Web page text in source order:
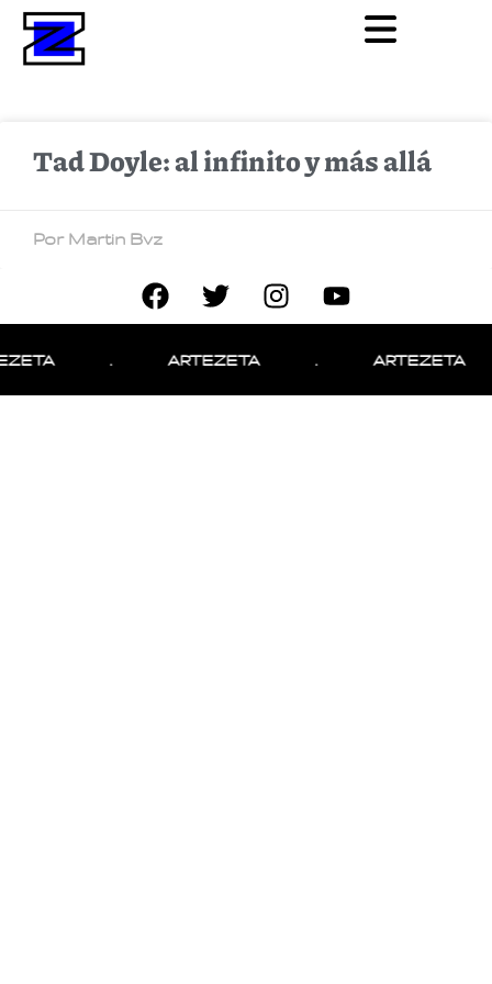
Tad Doyle: al infinito y más allá
Por Martin Bvz
ARTEZETA ARTEZETA